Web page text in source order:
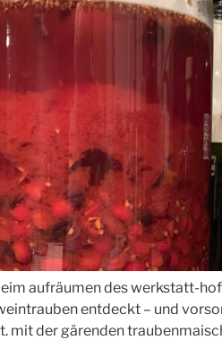
aufräumen des werkstatt-
entdeckt – und
mit der gärenden